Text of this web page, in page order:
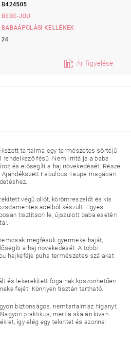
B424505
BEBE-JOU
BABAÁPOLÁSI KELLÉKEK
24
Ár figyelése
tartalma egy természetes sörtéjű
rendelkező fésű. Nem irritálja a baba
és elősegíti a haj növekedését. Része
Fabulous Taupe magában
végű ollót, körömreszelőt és kis
acélból készült. Egyes
tisztítson le, újszülött baba esetén
megfésüli gyermeke haját,
a haj növekedését. A többi
hajkeféje puha természetes szálakat
és lekerekített fogainak köszönhetően
fejét. Könnyen tisztán tartható.
biztonságos, nemtartalmaz higanyt,
praktikus, mert a skálán kivan
így elég egy tekintet és azonnal